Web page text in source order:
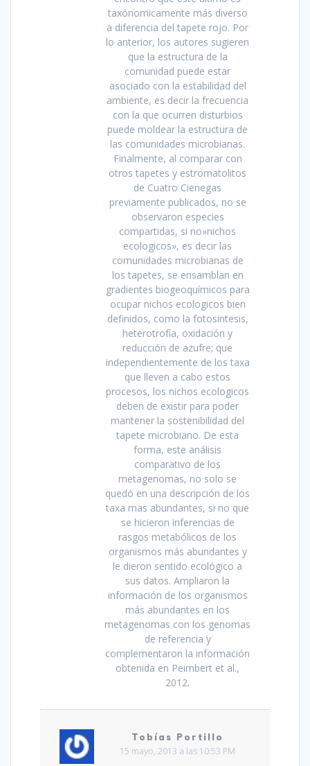
taxónomicamente más diverso
a diferencia del tapete rojo. Por
lo anterior, los autores sugieren
que la estructura de la
comunidad puede estar
asociado con la estabilidad del
ambiente, es decir la frecuencia
con la que ocurren disturbios
puede moldear la estructura de
las comunidades microbianas.
Finalmente, al comparar con
otros tapetes y estromatolitos
de Cuatro Cienegas
previamente publicados, no se
observaron especies
compartidas, si no»nichos
ecologicos», es decir las
comunidades microbianas de
los tapetes, se ensamblan en
gradientes biogeoquímicos para
ocupar nichos ecologicos bien
definidos, como la fotosintesis,
heterotrofía, oxidación y
reducción de azufre; que
independientemente de los taxa
que lleven a cabo estos
procesos, los nichos ecologicos
deben de existir para poder
mantener la sostenibilidad del
tapete microbiano. De esta
forma, este análisis
comparativo de los
metagenomas, no solo se
quedó en una descripción de los
taxa mas abundantes, si no que
se hicieron inferencias de
rasgos metabólicos de los
organismos más abundantes y
le dieron sentido ecológico a
sus datos. Ampliaron la
información de los organismos
más abundantes en los
metagenomas con los genomas
de referencia y
complementaron la información
obtenida en Peimbert et al.,
2012.
Tobías Portillo
15 mayo, 2013 a las 10:53 PM